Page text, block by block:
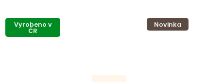
Vyrobeno v
ČR
Novinka